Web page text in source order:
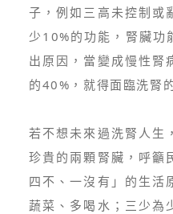
子，例如三高未控制或
少10%的功能，腎臟功
出原因，當變成慢性腎
的40%，就得面臨洗腎
若不想未來過洗腎人生
珍貴的兩顆腎臟，呼籲
四不、一沒有」的生活
蔬菜、多喝水；三少為